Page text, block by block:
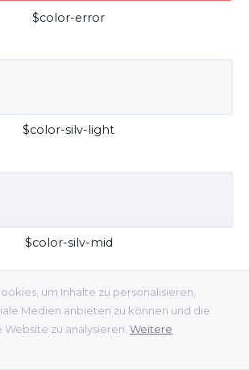
um Inhalte zu personalisieren,
Medien anbieten zu können und die
zu analysieren. Weitere
$color-error
$color-silv-light
$color-silv-mid